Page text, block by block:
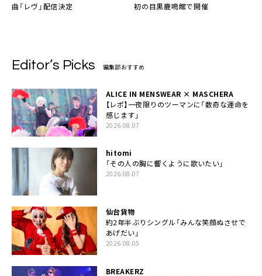
曲「レヴ」配信決定 初の目黒鹿鳴館で開催
Editor’s Picks 編集部おすすめ
ALICE IN MENSWEAR × MASCHERA
【レポ】一夜限りのツーマンに「数奇な運命を
感じます」
2026.08.07
hitomi
「その人の胸に響くように歌いたい」
2026.08.07
仙台貨物
約2年半ぶりシングル「みんな笑顔ぬさせで
あげだい」
2026.08.05
BREAKERZ